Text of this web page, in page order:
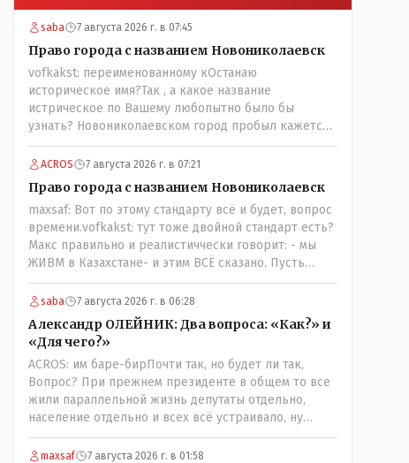
saba 7 августа 2026 г. в 07:45
Право города с названием Новониколаевск
vofkakst: переименованному кОстанаю
историческое имя?Так , а какое название
истрическое по Вашему любопытно было бы
узнать? Новониколаевском город пробыл кажется
лет 14! Всё остальное время был в русской версии
Кустанаем, теперь в казахской версии Костанай.
например Константинополь в римской версии, стал
Стамбул в турецкой, какое название здесь
историческое?
ACROS 7 августа 2026 г. в 07:21
Право города с названием Новониколаевск
maxsaf: Вот по этому стандарту всё и будет, вопрос
времени.vofkakst: тут тоже двойной стандарт есть?
Макс правильно и реалистиччески говорит: - мы
ЖИВМ в Казахстане- и этим ВСЁ сказано. Пусть
люди попробуют- вдруг получиться, хотя навряд ли,
вы же сами сказали: "....чтобы вернуть
исторические названия городам и весям...."
историческое название согласно этой же статьи :-
Цитата:..."...Комиссия утвердила новое место для
поселения ниже по Тоболу около брода,
находившегося около урочища Кустанай,
предложив назвать его Ново-Николаевским...." Так
что всё в цвет: - Кустанай - историческое название,
а Ново -Николаевск - его назвали пришлые люди.
saba 7 августа 2026 г. в 06:28
Александр ОЛЕЙНИК: Два вопроса: «Как?» и
«Для чего?»
ACROS: им баре-бирПочти так, но будет ли так,
Вопрос? При прежнем президенте в общем то все
жили параллельной жизнь депутаты отдельно,
население отдельно и всех всё устраивало, ну
кроме отдельных очень активных членов общества,
их всегда быстро выявляли и кого за границу, кого
maxsaf 7 августа 2026 г. в 01:58